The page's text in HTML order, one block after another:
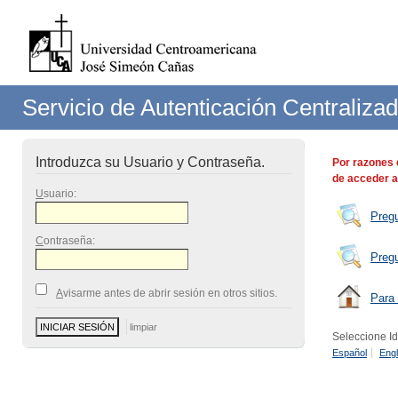
Servicio de Autenticación
Introduzca su Usuario y Contraseña.
Usuario:
Contraseña:
Avisarme antes de abrir sesión en otros sitios.
Por
de acceder
Seleccione
Español